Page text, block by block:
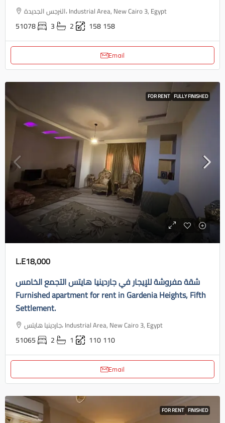
النرجس الجديدة، Industrial Area, New Cairo 3, Egypt
51078 3 2 158158
Email
FOR RENT FULLY FINISHED
L.E18,000
شقة مفروشة للإيجار في جاردينيا هايتس التجمع الخامس
Furnished apartment for rent in Gardenia Heights, Fifth
Settlement.
جاردينيا هايتس، Industrial Area, New Cairo 3, Egypt
51065 2 1 110110
Email
FOR RENT FINISHED